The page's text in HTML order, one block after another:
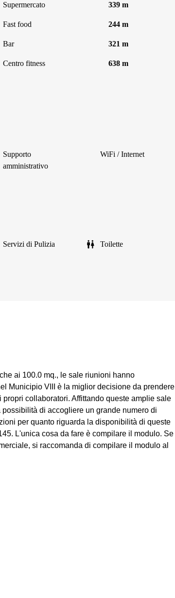
Supermercato 339 m
Fast food 244 m
Bar 321 m
Centro fitness 638 m
Supporto
amministrativo
WiFi / Internet
Servizi di Pulizia Toilette
ai 100.0 mq., le sale riunioni hanno
Municipio VIII è la miglior decisione da prendere
collaboratori. Affittando queste amplie sale
di accogliere un grande numero di
per quanto riguarda la disponibilità di queste
L'unica cosa da fare è compilare il modulo. Se
si raccomanda di compilare il modulo al